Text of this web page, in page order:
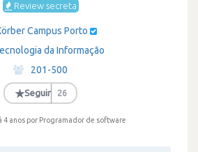
Review secreta
Campus Porto
da Informação
·
201-500
·
★Seguir 26
4 anos por Programador de software